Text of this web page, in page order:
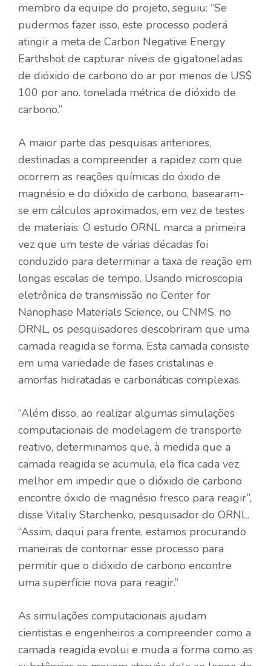
membro da equipe do projeto, seguiu: “Se
pudermos fazer isso, este processo poderá
atingir a meta de Carbon Negative Energy
Earthshot de capturar níveis de gigatoneladas
de dióxido de carbono do ar por menos de US$
100 por ano. tonelada métrica de dióxido de
carbono.”
A maior parte das pesquisas anteriores,
destinadas a compreender a rapidez com que
ocorrem as reações químicas do óxido de
magnésio e do dióxido de carbono, basearam-
se em cálculos aproximados, em vez de testes
de materiais. O estudo ORNL marca a primeira
vez que um teste de várias décadas foi
conduzido para determinar a taxa de reação em
longas escalas de tempo. Usando microscopia
eletrônica de transmissão no Center for
Nanophase Materials Science, ou CNMS, no
ORNL, os pesquisadores descobriram que uma
camada reagida se forma. Esta camada consiste
em uma variedade de fases cristalinas e
amorfas hidratadas e carbonáticas complexas.
“Além disso, ao realizar algumas simulações
computacionais de modelagem de transporte
reativo, determinamos que, à medida que a
camada reagida se acumula, ela fica cada vez
melhor em impedir que o dióxido de carbono
encontre óxido de magnésio fresco para reagir”,
disse Vitaliy Starchenko, pesquisador do ORNL.
“Assim, daqui para frente, estamos procurando
maneiras de contornar esse processo para
permitir que o dióxido de carbono encontre
uma superfície nova para reagir.”
As simulações computacionais ajudam
cientistas e engenheiros a compreender como a
camada reagida evolui e muda a forma como as